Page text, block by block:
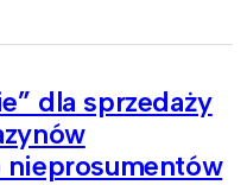
dla sprzedaży
nieprosumentów